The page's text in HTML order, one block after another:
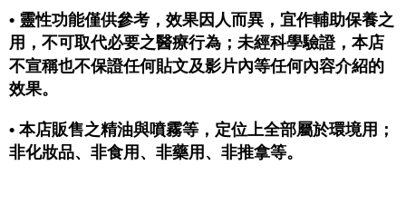
• 靈性功能僅供參考，效果因人而異，宜作輔助保養之
用，不可取代必要之醫療行為；未經科學驗證，本店
不宣稱也不保證任何貼文及影片內等任何內容介紹的
效果。
• 本店販售之精油與噴霧等，定位上全部屬於環境用；
非化妝品、非食用、非藥用、非推拿等。